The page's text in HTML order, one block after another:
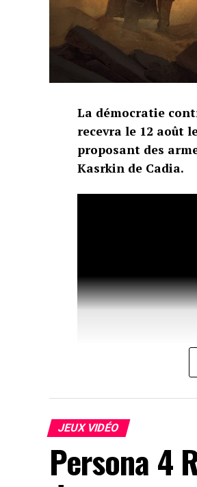
La démocratie
recevra le 12 août
proposant des
Kasrkin de Cadia.
JEUX VIDÉO
Persona 4